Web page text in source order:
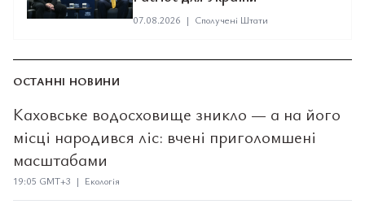
07.08.2026 | Сполучені Штати
ОСТАННІ НОВИНИ
Каховське водосховище зникло — а на його
місці народився ліс: вчені приголомшені
масштабами
19:05 GMT+3 | Екологія